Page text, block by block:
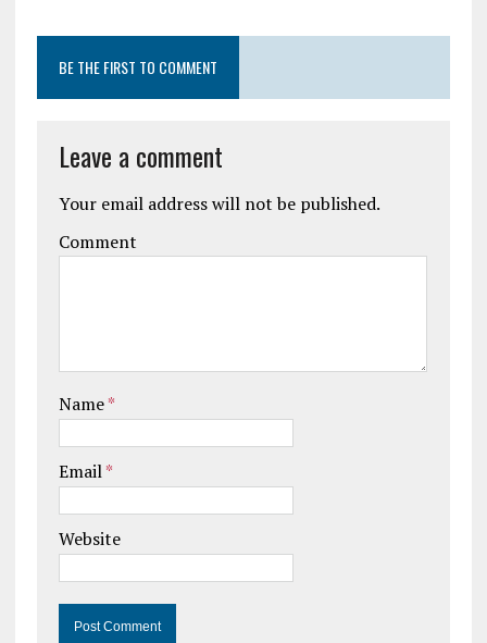
BE THE FIRST TO COMMENT
Leave a comment
Your email address will not be published.
Comment
Name*
Email*
Website